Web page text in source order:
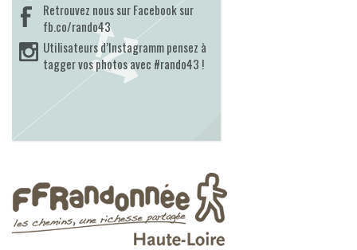
Retrouvez nous sur Facebook sur
fb.co/rando43
Utilisateurs d’Instagramm pensez à
tagger vos photos avec #rando43 !